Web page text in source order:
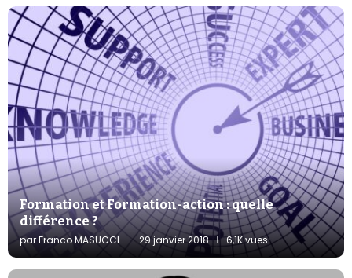
Formation et Formation-action : quelle
différence ?
parFranco MASUCCI 29 janvier 2018 6,1K vues